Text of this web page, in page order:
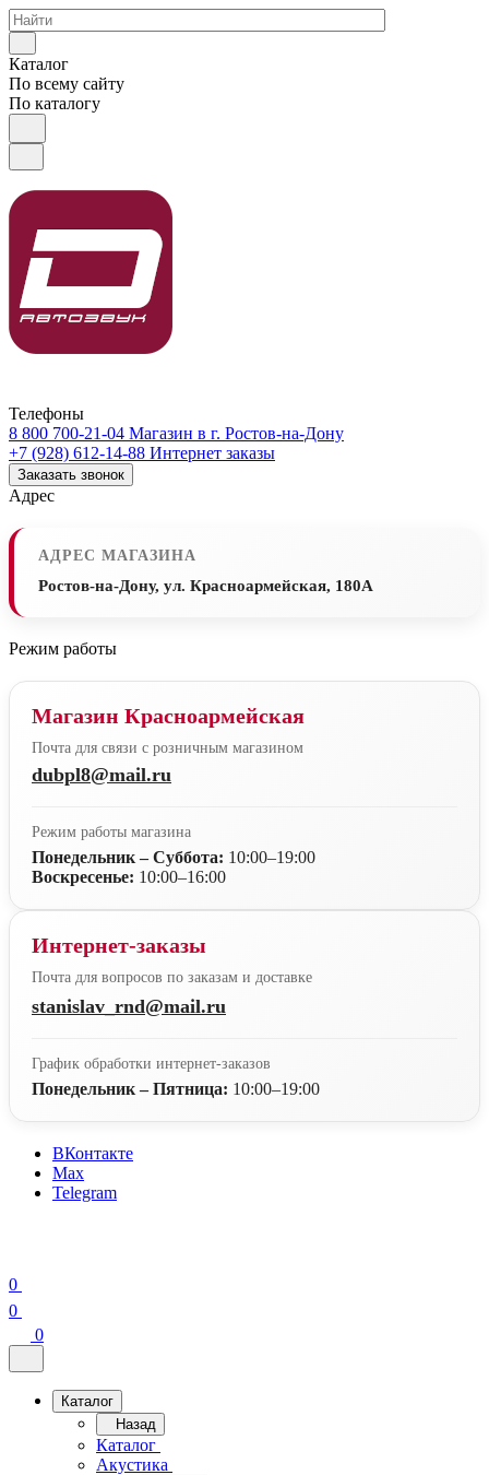
Каталог
По всему сайту
По каталогу
Телефоны
8 800 700-21-04 Магазин в г. Ростов-на-Дону
+7 (928) 612-14-88 Интернет заказы
Заказать звонок
Адрес
АДРЕС МАГАЗИНА
Ростов-на-Дону, ул. Красноармейская, 180А
Режим работы
Магазин Красноармейская
Почта для связи с розничным магазином
dubpl8@mail.ru
Режим работы магазина
Понедельник – Суббота: 10:00–19:00
Воскресенье: 10:00–16:00
Интернет-заказы
Почта для вопросов по заказам и доставке
stanislav_rnd@mail.ru
График обработки интернет-заказов
Понедельник – Пятница: 10:00–19:00
ВКонтакте
Max
Telegram
0
0
0
Каталог
Назад
Каталог
Акустика